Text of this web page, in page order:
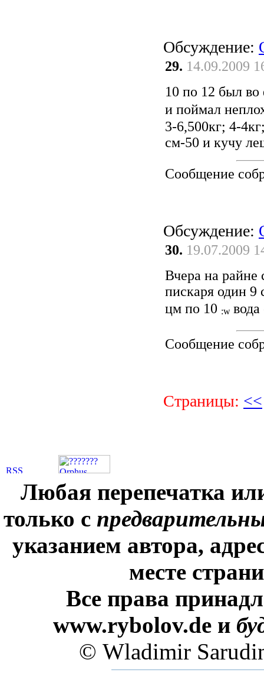
Обсуждение:
29. 14.09.2009
10 по 12 был
и поймал
3-6,500кг; 4-
см-50 и кучу
Сообщение
Обсуждение:
30. 19.07.2009
Вчера на райне
пискаря один 9
цм по 10
Сообщение
Страницы: <<
Любая перепечатка
только с
указанием автора,
месте
Все права
www.rybolov.de и
© Wladimir